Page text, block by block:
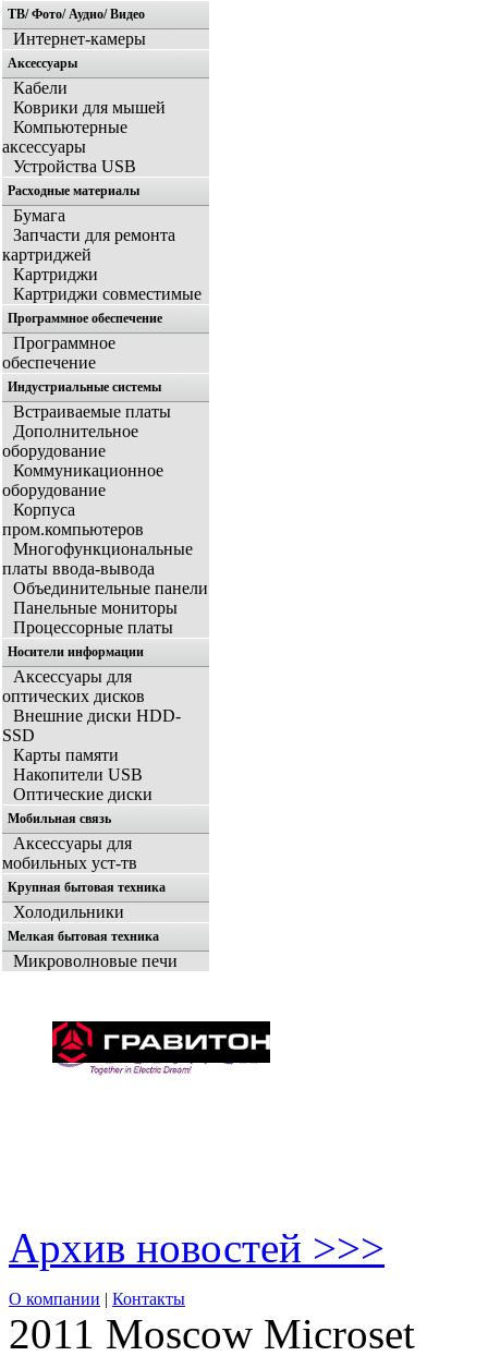
ТВ/ Фото/ Аудио/ Видео
Интернет-камеры
Аксессуары
Кабели
Коврики для мышей
Компьютерные
аксессуары
Устройства USB
Расходные материалы
Бумага
Запчасти для ремонта
картриджей
Картриджи
Картриджи совместимые
Программное обеспечение
Программное
обеспечение
Индустриальные системы
Встраиваемые платы
Дополнительное
оборудование
Коммуникационное
оборудование
Корпуса
пром.компьютеров
Многофункциональные
платы ввода-вывода
Объединительные панели
Панельные мониторы
Процессорные платы
Носители информации
Аксессуары для
оптических дисков
Внешние диски HDD-
SSD
Карты памяти
Накопители USB
Оптические диски
Мобильная связь
Аксессуары для
мобильных уст-тв
Крупная бытовая техника
Холодильники
Мелкая бытовая техника
Микроволновые печи
Архив новостей >>>
О компании | Контакты
2011 Moscow Microset